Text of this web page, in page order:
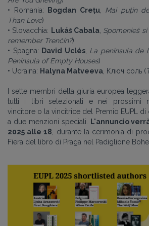
• Romania:
Bogdan Crețu, Mai puţin
Than Love)
• Slovacchia: Lukáš Cabala Spomenieš
remember Trenčín?)
• Spagna: David Uclés, La peninsula de
Peninsula of Empty Houses)
• Ucraina: Halyna Matveeva , Ключ соль (
I sette membri della giuria europea
tutti i libri selezionati e nei prossimi
vincitore o la vincitrice del Premio EUPL
a due menzioni speciali.
L'annuncio
2025 alle 18 , durante la cerimonia di
Fiera del libro di Praga nel Padiglione